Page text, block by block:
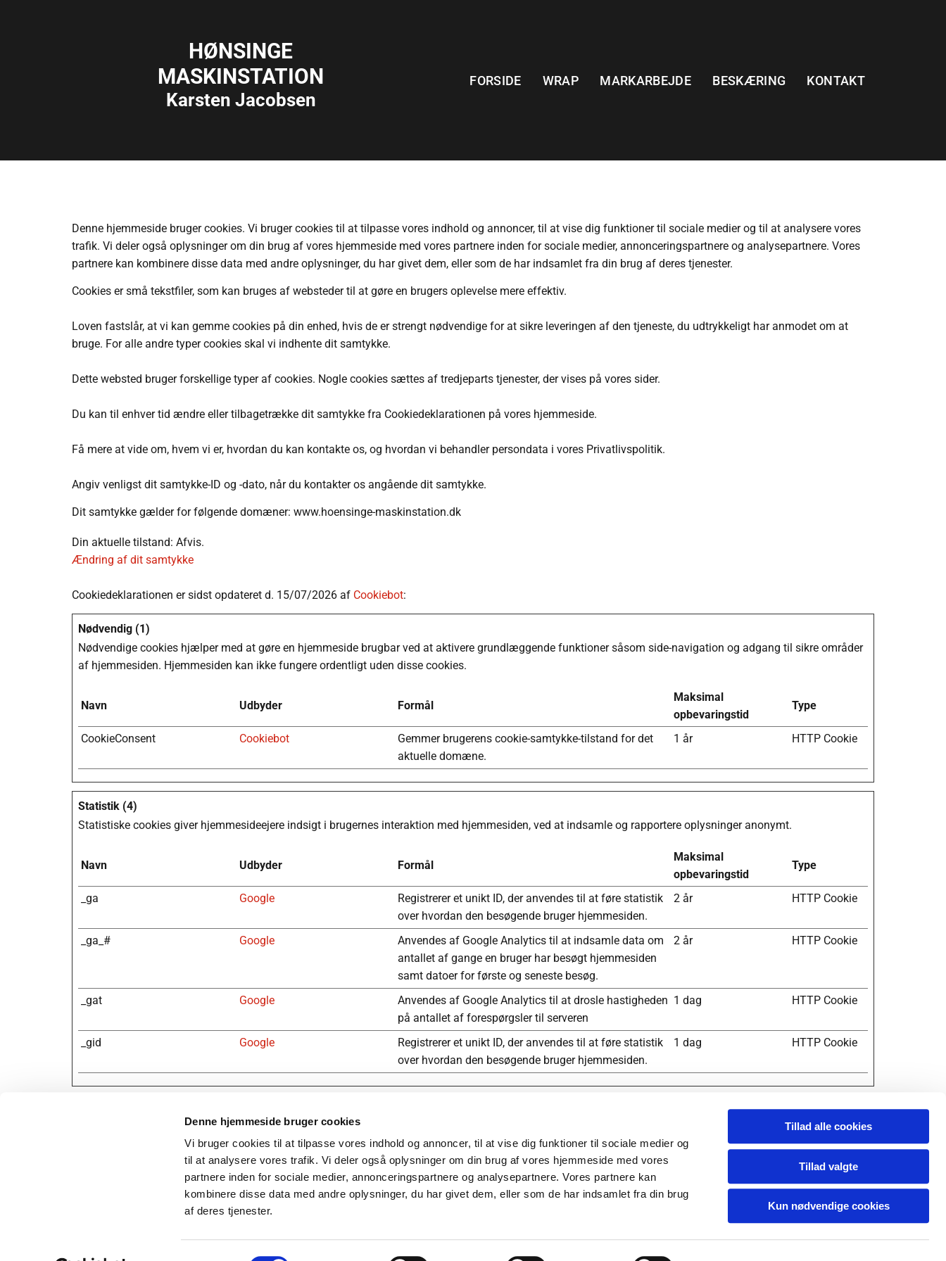
Denne hjemmeside bruger cookies
Vi bruger cookies til at tilpasse vores indhold og annoncer, til at vise dig funktioner til sociale medier og
til at analysere vores trafik. Vi deler også oplysninger om din brug af vores hjemmeside med vores
partnere inden for sociale medier, annonceringspartnere og analysepartnere. Vores partnere kan
kombinere disse data med andre oplysninger, du har givet dem, eller som de har indsamlet fra din brug
af deres tjenester.
Tillad alle cookies
Tillad valgte
Kun nødvendige cookies
HØNSINGE
MASKINSTATION
Karsten Jacobsen
FORSIDE WRAP MARKARBEJDE BESKÆRING KONTAKT
Denne hjemmeside bruger cookies. Vi bruger cookies til at tilpasse vores indhold og annoncer, til at vise dig funktioner til sociale medier og til at analysere vores
trafik. Vi deler også oplysninger om din brug af vores hjemmeside med vores partnere inden for sociale medier, annonceringspartnere og analysepartnere. Vores
partnere kan kombinere disse data med andre oplysninger, du har givet dem, eller som de har indsamlet fra din brug af deres tjenester.
Cookies er små tekstfiler, som kan bruges af websteder til at gøre en brugers oplevelse mere effektiv.
Loven fastslår, at vi kan gemme cookies på din enhed, hvis de er strengt nødvendige for at sikre leveringen af den tjeneste, du udtrykkeligt har anmodet om at
bruge. For alle andre typer cookies skal vi indhente dit samtykke.
Dette websted bruger forskellige typer af cookies. Nogle cookies sættes af tredjeparts tjenester, der vises på vores sider.
Du kan til enhver tid ændre eller tilbagetrække dit samtykke fra Cookiedeklarationen på vores hjemmeside.
Få mere at vide om, hvem vi er, hvordan du kan kontakte os, og hvordan vi behandler persondata i vores Privatlivspolitik.
Angiv venligst dit samtykke-ID og -dato, når du kontakter os angående dit samtykke.
Dit samtykke gælder for følgende domæner: www.hoensinge-maskinstation.dk
Din aktuelle tilstand: Afvis.
Ændring af dit samtykke
Cookiedeklarationen er sidst opdateret d. 15/07/2026 af Cookiebot:
Nødvendig (1)
Nødvendige cookies hjælper med at gøre en hjemmeside brugbar ved at aktivere grundlæggende funktioner såsom side-navigation og adgang til sikre områder
af hjemmesiden. Hjemmesiden kan ikke fungere ordentligt uden disse cookies.
Navn Udbyder Formål
Maksimal
opbevaringstid
Type
CookieConsent Cookiebot
Gemmer brugerens cookie-samtykke-tilstand for det
aktuelle domæne.
1 år HTTP Cookie
Statistik (4)
Statistiske cookies giver hjemmesideejere indsigt i brugernes interaktion med hjemmesiden, ved at indsamle og rapportere oplysninger anonymt.
Navn Udbyder Formål
Maksimal
opbevaringstid
Type
_ga Google
Registrerer et unikt ID, der anvendes til at føre statistik
over hvordan den besøgende bruger hjemmesiden.
2 år HTTP Cookie
_ga_# Google
Anvendes af Google Analytics til at indsamle data om
antallet af gange en bruger har besøgt hjemmesiden
samt datoer for første og seneste besøg.
2 år HTTP Cookie
_gat Google
Anvendes af Google Analytics til at drosle hastigheden
på antallet af forespørgsler til serveren
1 dag HTTP Cookie
_gid Google
Registrerer et unikt ID, der anvendes til at føre statistik
over hvordan den besøgende bruger hjemmesiden.
1 dag HTTP Cookie
Telefon59 31 52 99
Email:faktura.hmkj@gmail.com
CVR 19448681
Privatliv og cookies